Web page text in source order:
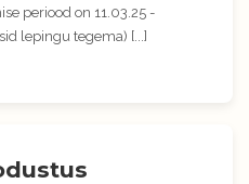
periood on 11.03.25 -
lepingu tegema) [...]